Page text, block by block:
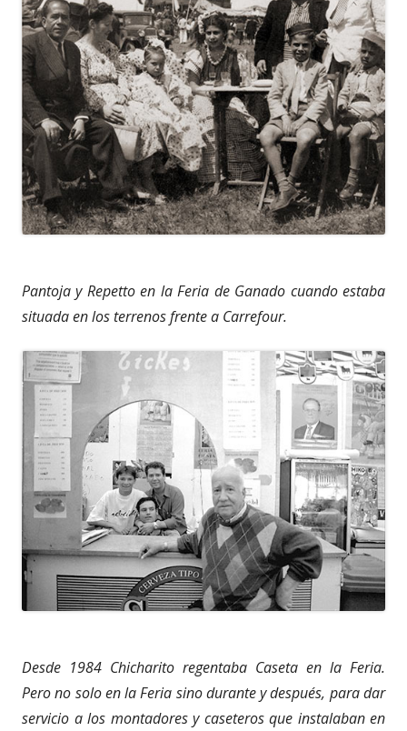
Pantoja y Repetto en la Feria de Ganado cuando estaba
situada en los terrenos frente a Carrefour.
Desde 1984 Chicharito regentaba Caseta en la Feria.
Pero no solo en la Feria sino durante y después, para dar
servicio a los montadores y caseteros que instalaban en